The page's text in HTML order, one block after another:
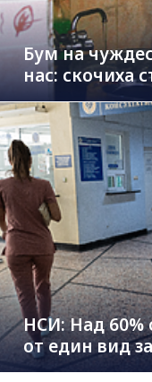
Бум на
нас: скочиха
НСИ: Над 60%
от един вид